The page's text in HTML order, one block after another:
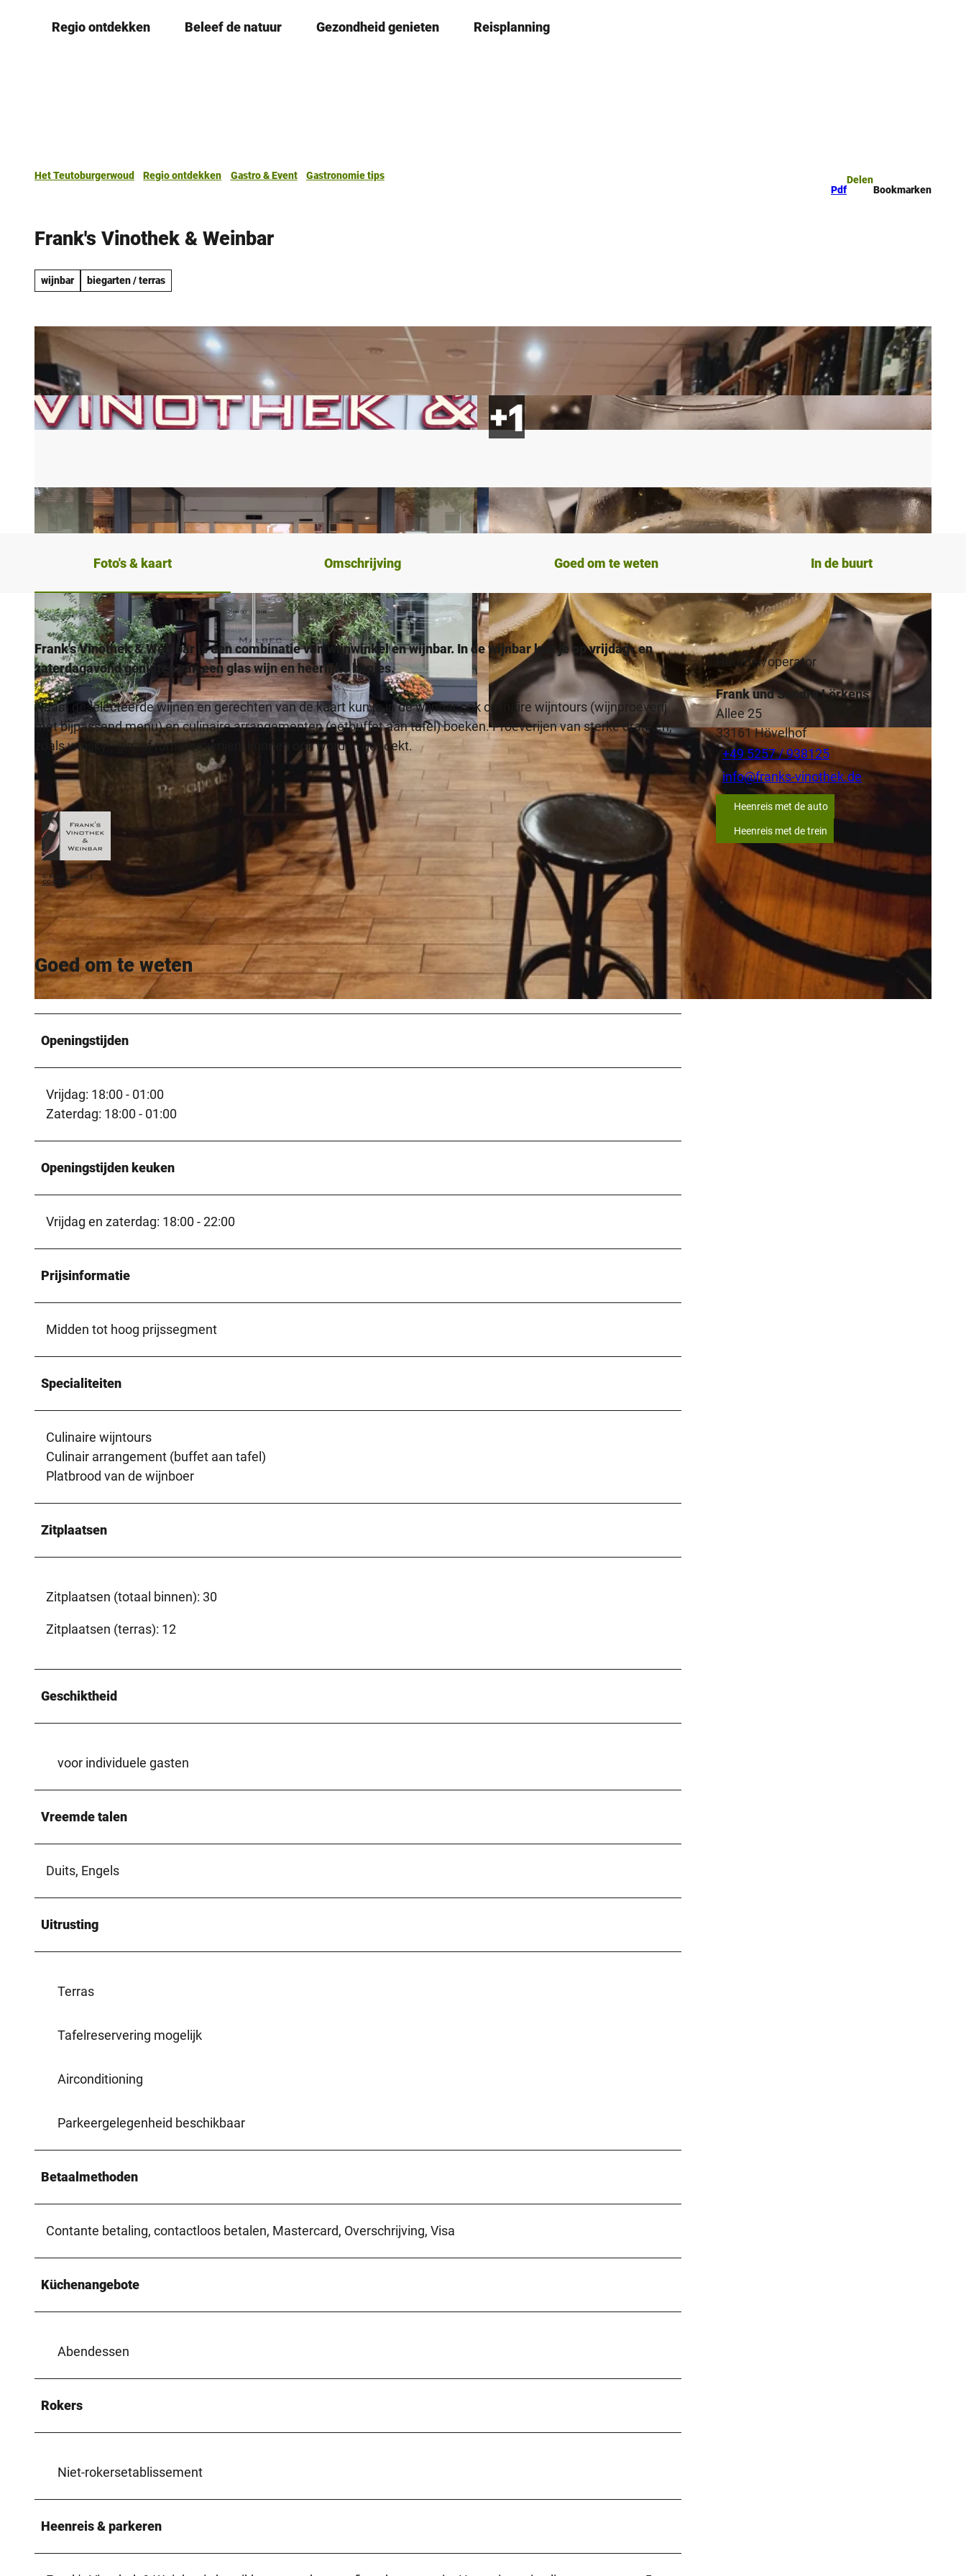
Regio ontdekken Beleef de natuur Gezondheid genieten Reisplanning
Het Teutoburgerwoud Regio ontdekken Gastro & Event
Gastronomie tips
Pdf
Delen
Bookmarken
Frank's Vinothek & Weinbar
wijnbar biegarten / terras
© Sandra Lörkens | © Sandra Lörkens |
Foto's & kaart Omschrijving Goed om te weten In de buurt
Frank's Vinothek & Weinbar is een combinatie van wijnwinkel en wijnbar. In de wijnbar kun je op vrijdag- en
zaterdagavond genieten van een glas wijn en heerlijke hapjes.
Naast geselecteerde wijnen en gerechten van de kaart kun je in de wijnbar ook culinaire wijntours (wijnproeverij
met bijpassend menu) en culinaire arrangementen (eetbuffet aan tafel) boeken. Proeverijen van sterke dranken,
zoals whisky-, gin- of rumproeverijen, kunnen ook worden geboekt.
© Frank Lörkens |
CC-BY-SA
Goed om te weten
Openingstijden
Vrijdag: 18:00 - 01:00
Zaterdag: 18:00 - 01:00
Openingstijden keuken
Vrijdag en zaterdag: 18:00 - 22:00
Prijsinformatie
Midden tot hoog prijssegment
Specialiteiten
Culinaire wijntours
Culinair arrangement (buffet aan tafel)
Platbrood van de wijnboer
Zitplaatsen
Zitplaatsen (totaal binnen): 30
Zitplaatsen (terras): 12
Geschiktheid
voor individuele gasten
Vreemde talen
Duits, Engels
Uitrusting
Terras
Tafelreservering mogelijk
Airconditioning
Parkeergelegenheid beschikbaar
Betaalmethoden
Contante betaling, contactloos betalen, Mastercard, Overschrijving, Visa
Küchenangebote
Abendessen
Rokers
Niet-rokersetablissement
Heenreis & parkeren
Huurder/operator
Frank und Sandra Lörkens
Allee 25
33161Hövelhof
+49 5257 / 938125
info@franks-vinothek.de
Heenreis met de auto
Heenreis met de trein